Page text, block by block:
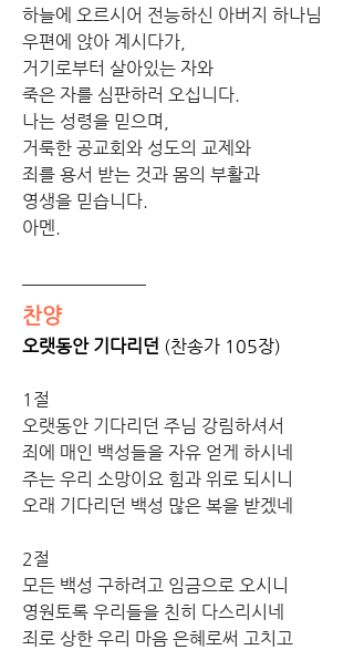
하늘에 오르시어 전능하신 아버지 하나님
우편에 앉아 계시다가,
거기로부터 살아있는 자와
죽은 자를 심판하러 오십니다.
나는 성령을 믿으며,
거룩한 공교회와 성도의 교제와
죄를 용서 받는 것과 몸의 부활과
영생을 믿습니다.
아멘.
찬양
오랫동안 기다리던 (찬송가 105장)
1절
오랫동안 기다리던 주님 강림하셔서
죄에 매인 백성들을 자유 얻게 하시네
주는 우리 소망이요 힘과 위로 되시니
오래 기다리던 백성 많은 복을 받겠네
2절
모든 백성 구하려고 임금으로 오시니
영원토록 우리들을 친히 다스리시네
죄로 상한 우리 마음 은혜로써 고치고